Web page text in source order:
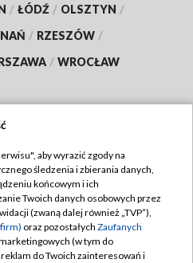
/ ŁÓDŹ / OLSZTYN /
/ RZESZÓW /
/ WROCŁAW
TVP
TVP
prywatności
zgody
aby wyrazić zgody na
śledzenia i zbierania danych,
końcowym i ich
Twoich danych osobowych przez
(zwaną dalej również „TVP”),
oraz pozostałych Zaufanych
(w tym do
do Twoich zainteresowań i